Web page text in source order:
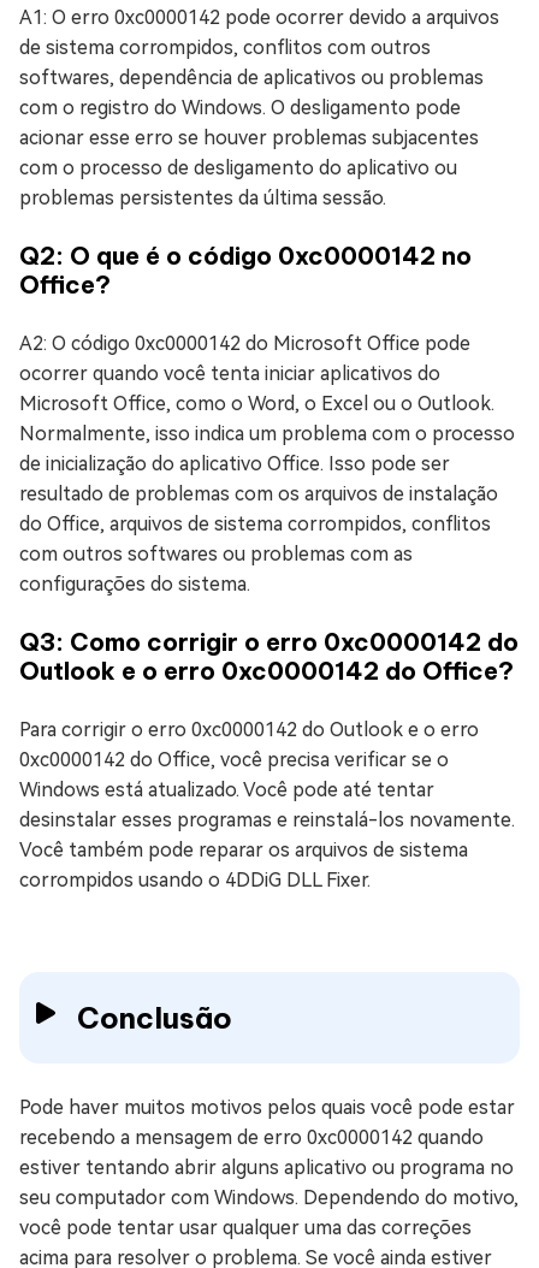
A1: O erro 0xc0000142 pode ocorrer devido a arquivos
de sistema corrompidos, conflitos com outros
softwares, dependência de aplicativos ou problemas
com o registro do Windows. O desligamento pode
acionar esse erro se houver problemas subjacentes
com o processo de desligamento do aplicativo ou
problemas persistentes da última sessão.
Q2: O que é o código 0xc0000142 no
Office?
A2: O código 0xc0000142 do Microsoft Office pode
ocorrer quando você tenta iniciar aplicativos do
Microsoft Office, como o Word, o Excel ou o Outlook.
Normalmente, isso indica um problema com o processo
de inicialização do aplicativo Office. Isso pode ser
resultado de problemas com os arquivos de instalação
do Office, arquivos de sistema corrompidos, conflitos
com outros softwares ou problemas com as
configurações do sistema.
Q3: Como corrigir o erro 0xc0000142 do
Outlook e o erro 0xc0000142 do Office?
Para corrigir o erro 0xc0000142 do Outlook e o erro
0xc0000142 do Office, você precisa verificar se o
Windows está atualizado. Você pode até tentar
desinstalar esses programas e reinstalá-los novamente.
Você também pode reparar os arquivos de sistema
corrompidos usando o 4DDiG DLL Fixer.
Conclusão
Pode haver muitos motivos pelos quais você pode estar
recebendo a mensagem de erro 0xc0000142 quando
estiver tentando abrir alguns aplicativo ou programa no
seu computador com Windows. Dependendo do motivo,
você pode tentar usar qualquer uma das correções
acima para resolver o problema. Se você ainda estiver